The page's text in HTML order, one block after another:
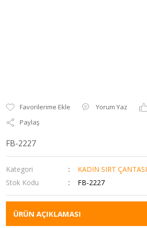
Yorum Yaz
Paylaş
FB-2227
Kategori
KADIN SIRT ÇANTASI
Stok Kodu
FB-2227
ÜRÜN AÇIKLAMASI